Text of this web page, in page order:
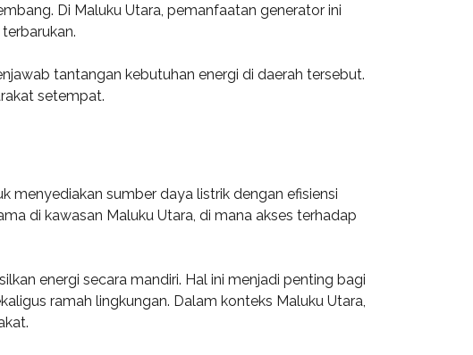
Di Maluku Utara, pemanfaatan generator ini
tantangan kebutuhan energi di daerah tersebut.
setempat.
menyediakan sumber daya listrik dengan efisiensi
di kawasan Maluku Utara, di mana akses terhadap
energi secara mandiri. Hal ini menjadi penting bagi
ramah lingkungan. Dalam konteks Maluku Utara,